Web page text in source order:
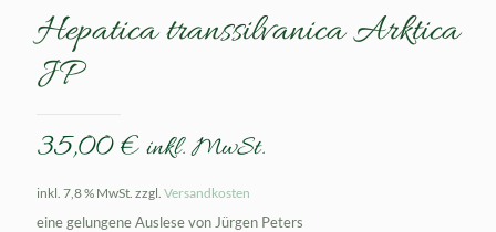
Hepatica transsilvanica Arktica
JP
35,00€ inkl. MwSt.
inkl. 7,8 % MwSt. zzgl. Versandkosten
eine gelungene Auslese von Jürgen Peters